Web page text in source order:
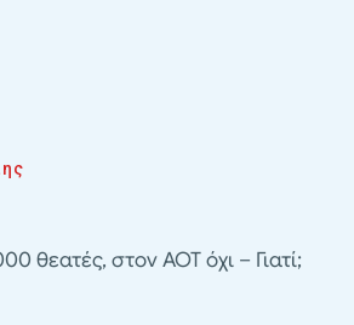
θεατές, στον ΑΟΤ όχι – Γιατί;